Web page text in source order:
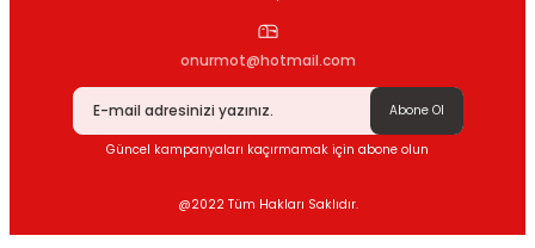
onurmot@hotmail.com
Abone Ol
Güncel kampanyaları kaçırmamak için abone olun
@2022 Tüm Hakları Saklıdır.